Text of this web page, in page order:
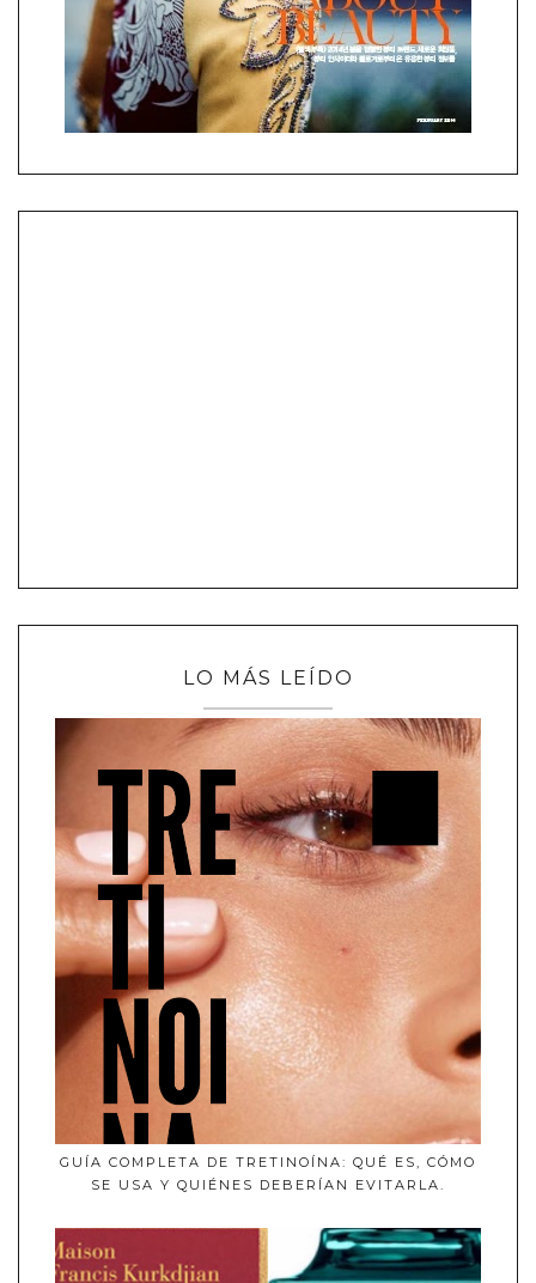
LO MÁS LEÍDO
GUÍA COMPLETA DE TRETINOÍNA: QUÉ ES, CÓMO
SE USA Y QUIÉNES DEBERÍAN EVITARLA.